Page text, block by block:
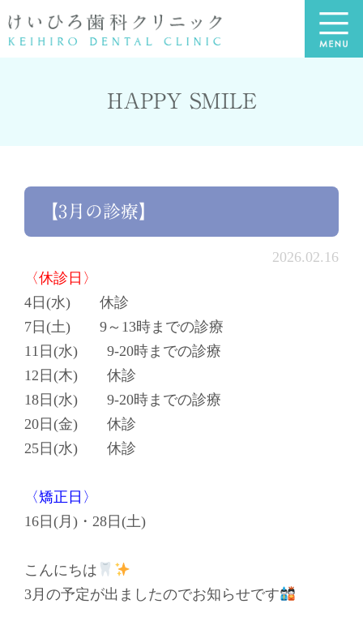
HAPPY SMILE
【3月の診療】
2026.02.16
〈休診日〉
4日(水) 休診
7日(土) 9～13時までの診療
11日(水) 9-20時までの診療
12日(木) 休診
18日(水) 9-20時までの診療
20日(金) 休診
25日(水) 休診
〈矯正日〉
16日(月)・28日(土)
こんにちは
3月の予定が出ましたのでお知らせです